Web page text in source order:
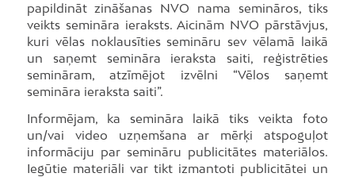
papildināt zināšanas NVO nama semināros, tiks
veikts semināra ieraksts. Aicinām NVO pārstāvjus,
kuri vēlas noklausīties semināru sev vēlamā laikā
un saņemt semināra ieraksta saiti, reģistrēties
semināram, atzīmējot izvēlni “Vēlos saņemt
semināra ieraksta saiti”.
Informējam, ka semināra laikā tiks veikta foto
un/vai video uzņemšana ar mērķi atspoguļot
informāciju par semināru publicitātes materiālos.
Iegūtie materiāli var tikt izmantoti publicitātei un